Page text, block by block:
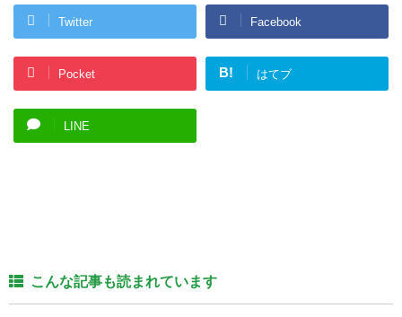
Twitter Facebook
Pocket B! はてブ
LINE
こんな記事も読まれています